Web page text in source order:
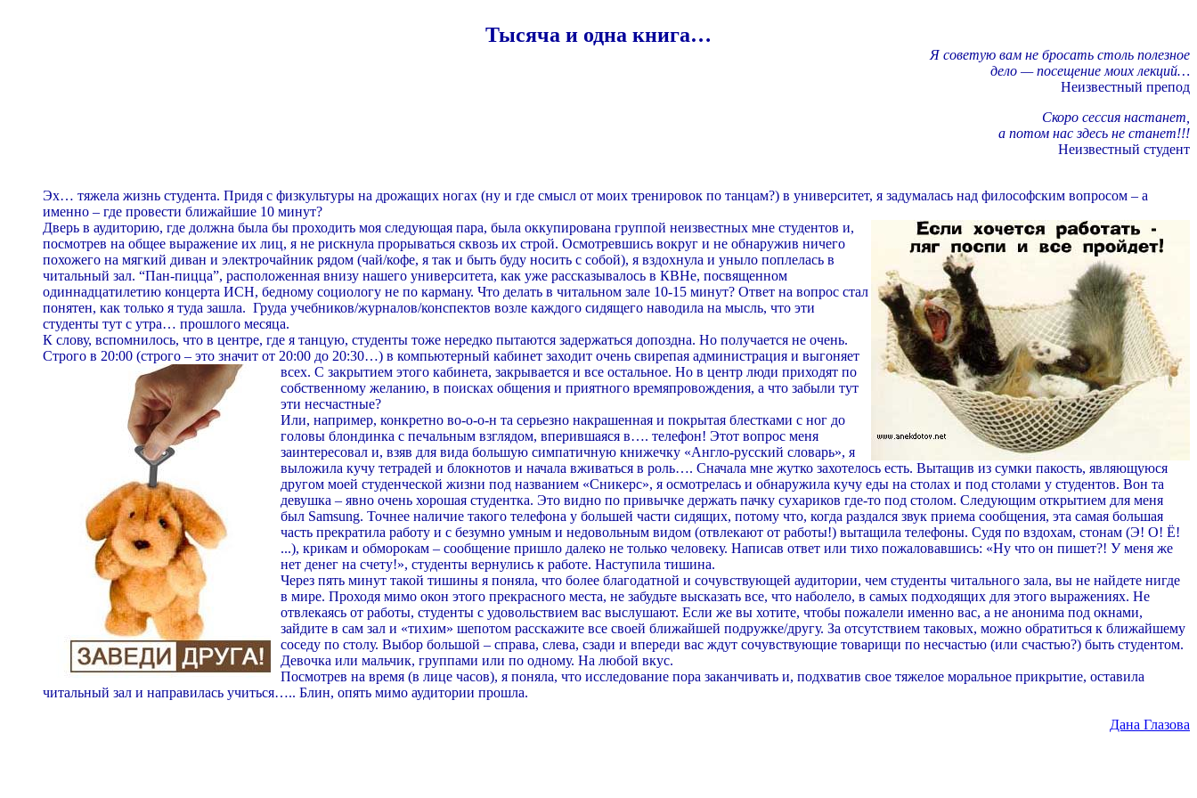
Тысяча и одна книга…
Я советую вам не бросать столь полезное
дело — посещение моих лекций…
Неизвестный препод
Скоро сессия настанет,
а потом нас здесь не станет!!!
Неизвестный студент
Эх… тяжела жизнь студента. Придя с физкультуры на дрожащих ногах (ну и где смысл от моих тренировок по танцам?) в университет, я задумалась над философским вопросом – а
именно – где провести ближайшие 10 минут?
Дверь в аудиторию, где должна была бы проходить моя следующая пара, была оккупирована группой неизвестных мне студентов и,
посмотрев на общее выражение их лиц, я не рискнула прорываться сквозь их строй. Осмотревшись вокруг и не обнаружив ничего
похожего на мягкий диван и электрочайник рядом (чай/кофе, я так и быть буду носить с собой), я вздохнула и уныло поплелась в
читальный зал. “Пан-пицца”, расположенная внизу нашего университета, как уже рассказывалось в КВНе, посвященном
одиннадцатилетию концерта ИСН, бедному социологу не по карману. Что делать в читальном зале 10-15 минут? Ответ на вопрос стал
понятен, как только я туда зашла. Груда учебников/журналов/конспектов возле каждого сидящего наводила на мысль, что эти
студенты тут с утра… прошлого месяца.
К слову, вспомнилось, что в центре, где я танцую, студенты тоже нередко пытаются задержаться допоздна. Но получается не очень.
Строго в 20:00 (строго – это значит от 20:00 до 20:30…) в компьютерный кабинет заходит очень свирепая администрация и выгоняет
всех. С закрытием этого кабинета, закрывается и все остальное. Но в центр люди приходят по
собственному желанию, в поисках общения и приятного времяпровождения, а что забыли тут
эти несчастные?
Или, например, конкретно во-о-о-н та серьезно накрашенная и покрытая блестками с ног до
головы блондинка с печальным взглядом, вперившаяся в…. телефон! Этот вопрос меня
заинтересовал и, взяв для вида большую симпатичную книжечку «Англо-русский словарь», я
выложила кучу тетрадей и блокнотов и начала вживаться в роль…. Сначала мне жутко захотелось есть. Вытащив из сумки пакость, являющуюся
другом моей студенческой жизни под названием «Сникерс», я осмотрелась и обнаружила кучу еды на столах и под столами у студентов. Вон та
девушка – явно очень хорошая студентка. Это видно по привычке держать пачку сухариков где-то под столом. Следующим открытием для меня
был Samsung. Точнее наличие такого телефона у большей части сидящих, потому что, когда раздался звук приема сообщения, эта самая большая
часть прекратила работу и с безумно умным и недовольным видом (отвлекают от работы!) вытащила телефоны. Судя по вздохам, стонам (Э! О! Ё!
...), крикам и обморокам – сообщение пришло далеко не только человеку. Написав ответ или тихо пожаловавшись: «Ну что он пишет?! У меня же
нет денег на счету!», студенты вернулись к работе. Наступила тишина.
Через пять минут такой тишины я поняла, что более благодатной и сочувствующей аудитории, чем студенты читального зала, вы не найдете нигде
в мире. Проходя мимо окон этого прекрасного места, не забудьте высказать все, что наболело, в самых подходящих для этого выражениях. Не
отвлекаясь от работы, студенты с удовольствием вас выслушают. Если же вы хотите, чтобы пожалели именно вас, а не анонима под окнами,
зайдите в сам зал и «тихим» шепотом расскажите все своей ближайшей подружке/другу. За отсутствием таковых, можно обратиться к ближайшему
соседу по столу. Выбор большой – справа, слева, сзади и впереди вас ждут сочувствующие товарищи по несчастью (или счастью?) быть студентом.
Девочка или мальчик, группами или по одному. На любой вкус.
Посмотрев на время (в лице часов), я поняла, что исследование пора заканчивать и, подхватив свое тяжелое моральное прикрытие, оставила
читальный зал и направилась учиться….. Блин, опять мимо аудитории прошла.
Дана Глазова